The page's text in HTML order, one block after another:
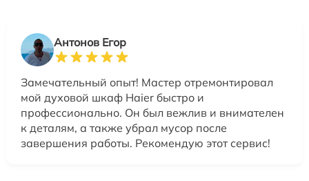
Антонов Егор
Замечательный опыт! Мастер отремонтировал
мой духовой шкаф Haier быстро и
профессионально. Он был вежлив и внимателен
к деталям, а также убрал мусор после
завершения работы. Рекомендую этот сервис!